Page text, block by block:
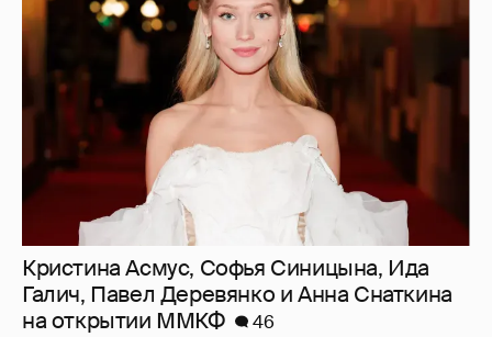
Кристина Асмус, Софья Синицына, Ида
Галич, Павел Деревянко и Анна Снаткина
на открытии ММКФ
46